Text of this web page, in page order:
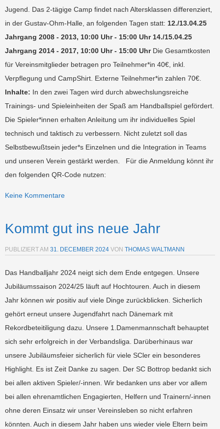
Jugend. Das 2-tägige Camp findet nach Altersklassen differenziert,
in der Gustav-Ohm-Halle, an folgenden Tagen statt: 12./13.04.25
Jahrgang 2008 - 2013, 10:00 Uhr - 15:00 Uhr 14./15.04.25
Jahrgang 2014 - 2017, 10:00 Uhr - 15:00 UhrDie Gesamtkosten
für Vereinsmitglieder betragen pro Teilnehmer*in 40€, inkl.
Verpflegung und CampShirt. Externe Teilnehmer*in zahlen 70€.
Inhalte: In den zwei Tagen wird durch abwechslungsreiche
Trainings- und Spieleinheiten der Spaß am Handballspiel gefördert.
Die Spieler*innen erhalten Anleitung um ihr individuelles Spiel
technisch und taktisch zu verbessern. Nicht zuletzt soll das
Selbstbewußtsein jeder*s Einzelnen und die Integration in Teams
und unseren Verein gestärkt werden. Für die Anmeldung könnt ihr
den folgenden QR-Code nutzen:
Keine Kommentare
Kommt gut ins neue Jahr
PUBLIZIERT AM 31. DECEMBER 2024 VON THOMAS WALTMANN
Das Handballjahr 2024 neigt sich dem Ende entgegen. Unsere
Jubiläumssaison 2024/25 läuft auf Hochtouren. Auch in diesem
Jahr können wir positiv auf viele Dinge zurückblicken. Sicherlich
gehört erneut unsere Jugendfahrt nach Dänemark mit
Rekordbeteitiligung dazu. Unsere 1.Damenmannschaft behauptet
sich sehr erfolgreich in der Verbandsliga. Darüberhinaus war
unsere Jubiläumsfeier sicherlich für viele SCler ein besonderes
Highlight. Es ist Zeit Danke zu sagen. Der SC Bottrop bedankt sich
bei allen aktiven Spieler/-innen. Wir bedanken uns aber vor allem
bei allen ehrenamtlichen Engagierten, Helfern und Trainern/-innen
ohne deren Einsatz wir unser Vereinsleben so nicht erfahren
könnten. Auch in diesem Jahr haben uns wieder viele Eltern beim